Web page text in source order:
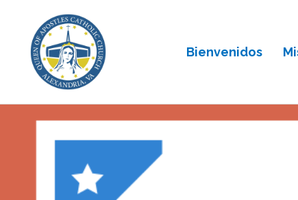
Bienvenidos